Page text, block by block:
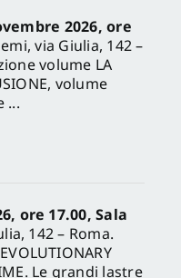
2026, ore
via Giulia, 142 –
volume LA
volume
...
ore 17.00, Sala
142 – Roma.
Le grandi lastre